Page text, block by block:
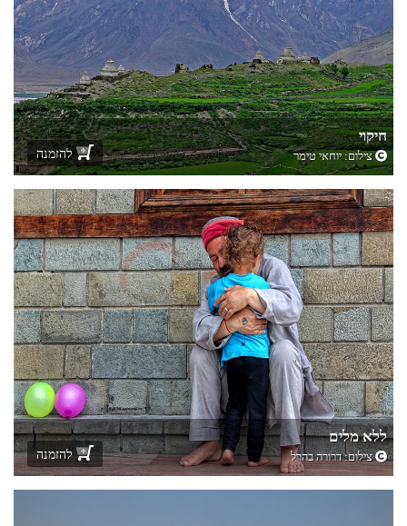
חיקוי
צילום:יוחאי טימר להזמנה
ללא מלים
צילום:דרורה בהרל להזמנה